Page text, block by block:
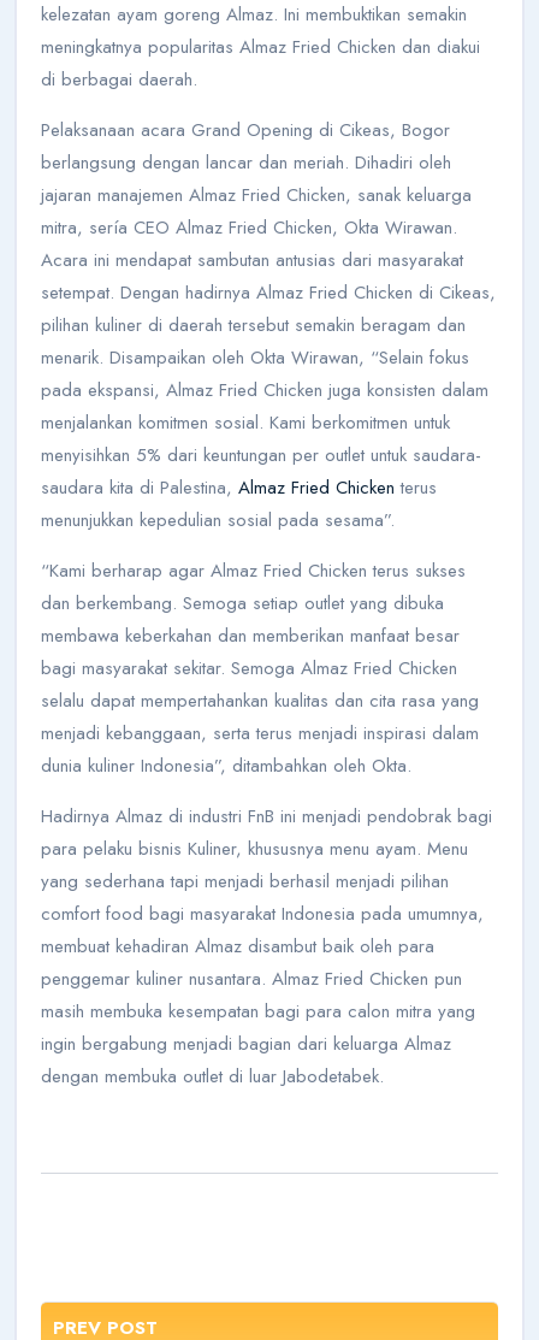
kelezatan ayam goreng Almaz. Ini membuktikan semakin
meningkatnya popularitas Almaz Fried Chicken dan diakui
di berbagai daerah.
Pelaksanaan acara Grand Opening di Cikeas, Bogor
berlangsung dengan lancar dan meriah. Dihadiri oleh
jajaran manajemen Almaz Fried Chicken, sanak keluarga
mitra, sería CEO Almaz Fried Chicken, Okta Wirawan.
Acara ini mendapat sambutan antusias dari masyarakat
setempat. Dengan hadirnya Almaz Fried Chicken di Cikeas,
pilihan kuliner di daerah tersebut semakin beragam dan
menarik. Disampaikan oleh Okta Wirawan, “Selain fokus
pada ekspansi, Almaz Fried Chicken juga konsisten dalam
menjalankan komitmen sosial. Kami berkomitmen untuk
menyisihkan 5% dari keuntungan per outlet untuk saudara-
saudara kita di Palestina, Almaz Fried Chicken terus
menunjukkan kepedulian sosial pada sesama”.
“Kami berharap agar Almaz Fried Chicken terus sukses
dan berkembang. Semoga setiap outlet yang dibuka
membawa keberkahan dan memberikan manfaat besar
bagi masyarakat sekitar. Semoga Almaz Fried Chicken
selalu dapat mempertahankan kualitas dan cita rasa yang
menjadi kebanggaan, serta terus menjadi inspirasi dalam
dunia kuliner Indonesia”, ditambahkan oleh Okta.
Hadirnya Almaz di industri FnB ini menjadi pendobrak bagi
para pelaku bisnis Kuliner, khususnya menu ayam. Menu
yang sederhana tapi menjadi berhasil menjadi pilihan
comfort food bagi masyarakat Indonesia pada umumnya,
membuat kehadiran Almaz disambut baik oleh para
penggemar kuliner nusantara. Almaz Fried Chicken pun
masih membuka kesempatan bagi para calon mitra yang
ingin bergabung menjadi bagian dari keluarga Almaz
dengan membuka outlet di luar Jabodetabek.
PREV POST